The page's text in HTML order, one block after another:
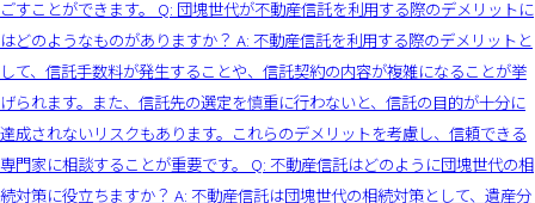
ごすことができます。 Q: 団塊世代が不動産信託を利用する際のデメリットに
はどのようなものがありますか？ A: 不動産信託を利用する際のデメリットと
して、信託手数料が発生することや、信託契約の内容が複雑になることが挙
げられます。また、信託先の選定を慎重に行わないと、信託の目的が十分に
達成されないリスクもあります。これらのデメリットを考慮し、信頼できる
専門家に相談することが重要です。 Q: 不動産信託はどのように団塊世代の相
続対策に役立ちますか？ A: 不動産信託は団塊世代の相続対策として、遺産分